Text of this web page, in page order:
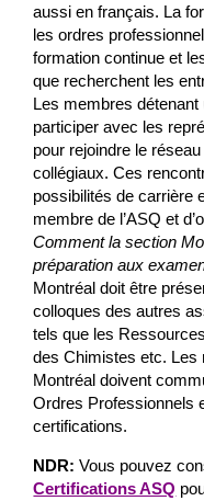
aussi en français. La
les ordres
formation continue et
que recherchent les
Les membres
participer avec les
pour rejoindre le
collégiaux. Ces
possibilités de carrière
membre de l’ASQ et
Comment la section
préparation aux
Montréal doit être
colloques des autres
tels que les
des Chimistes etc. Les
Montréal doivent
Ordres Professionnels
certifications.
NDR: Vous pouvez
Certifications ASQ